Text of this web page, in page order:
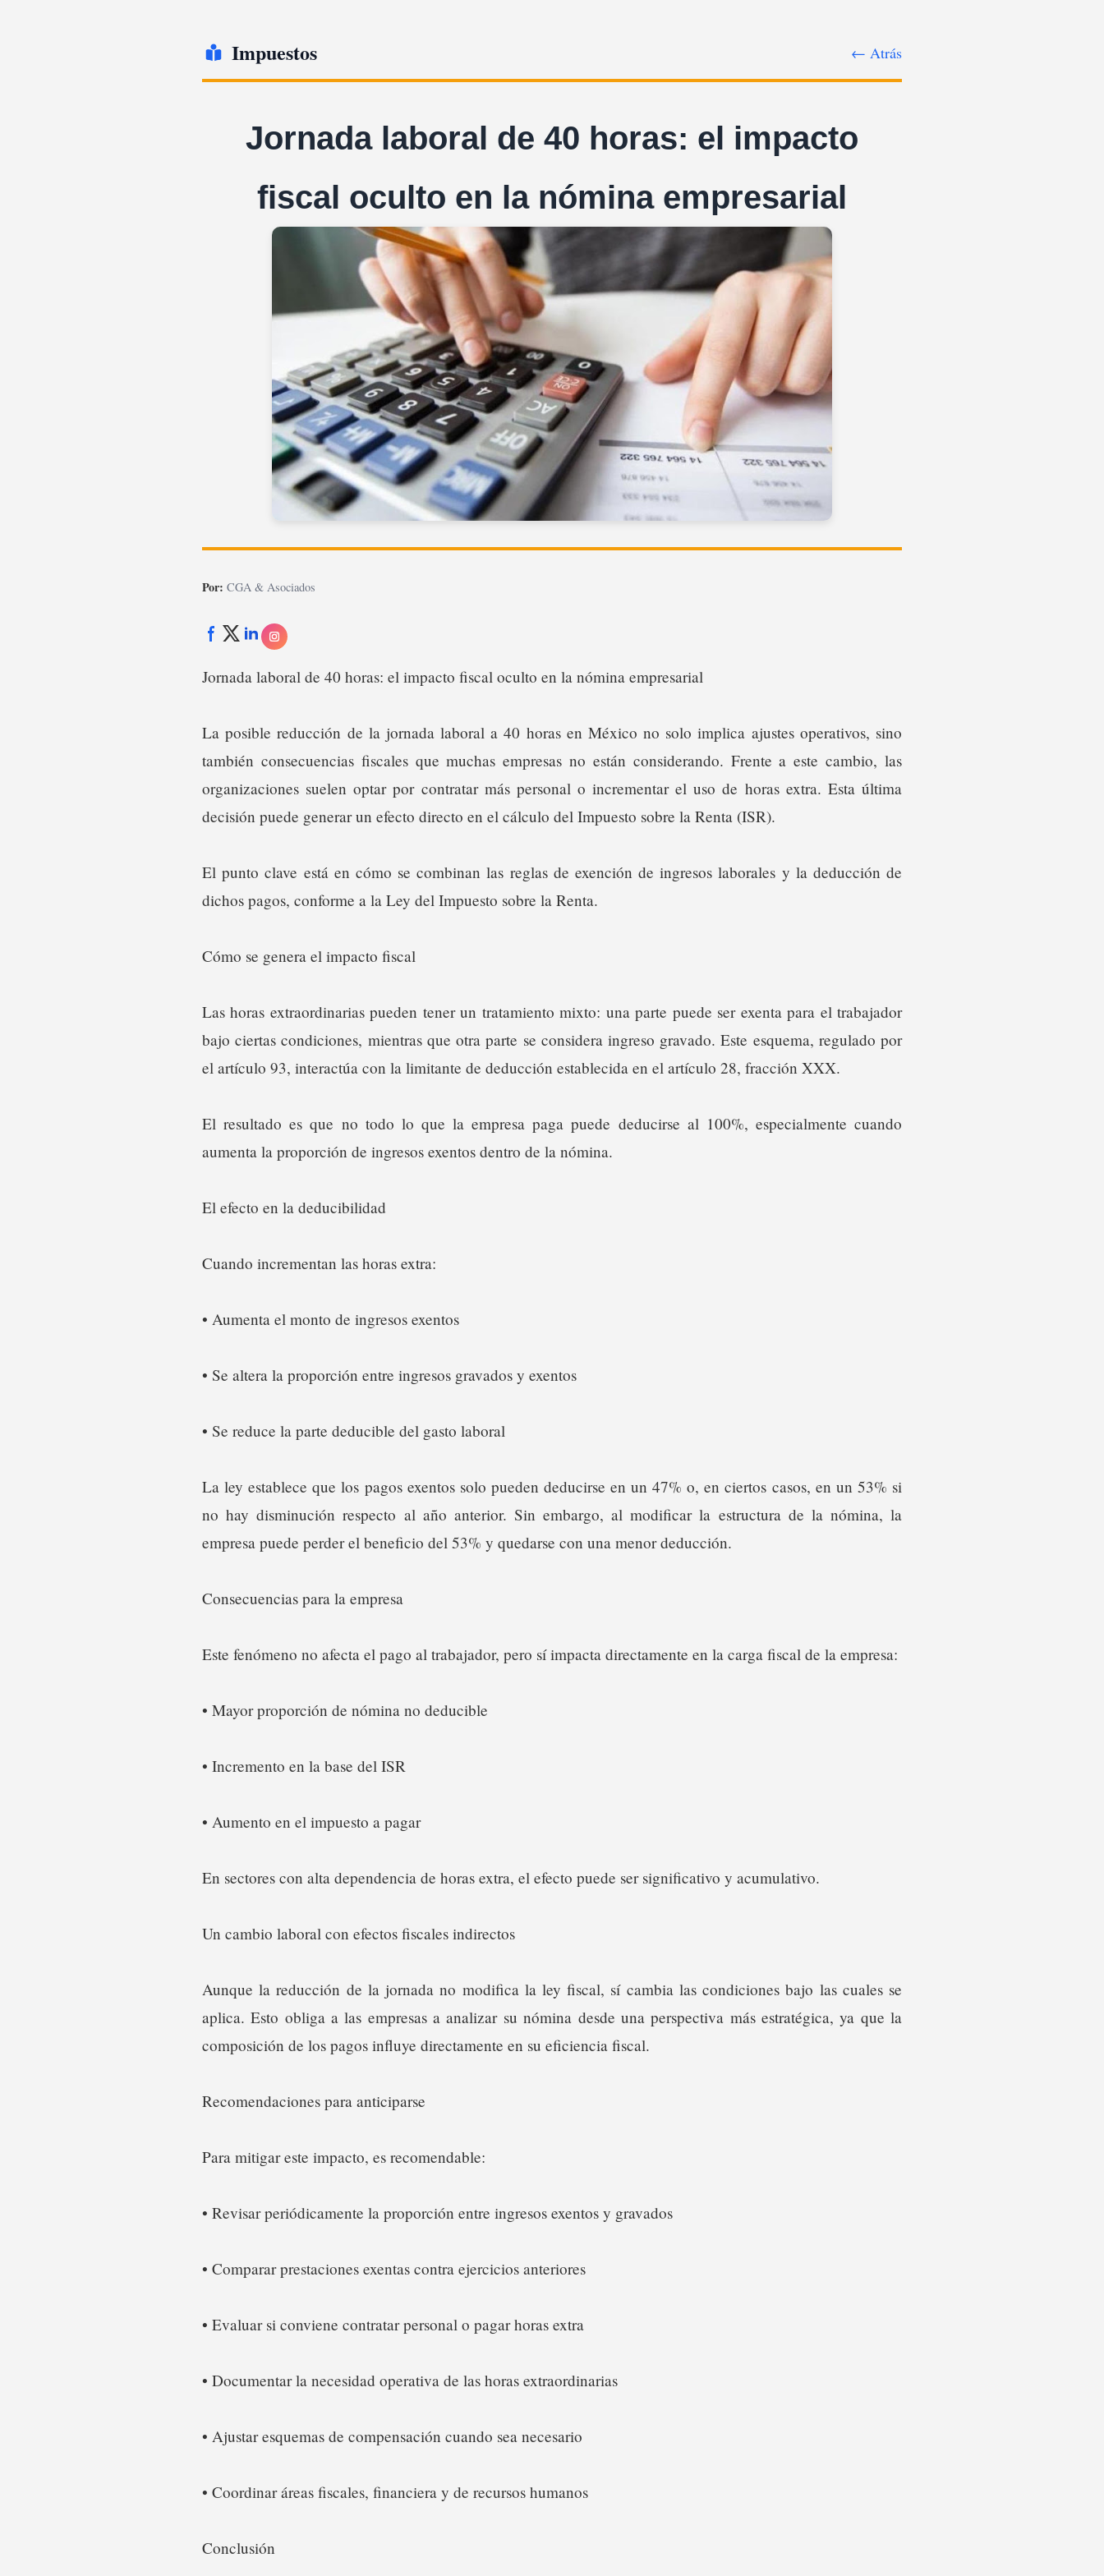
Impuestos ← Atrás
Jornada laboral de 40 horas: el impacto
fiscal oculto en la nómina empresarial
Por: CGA & Asociados
Jornada laboral de 40 horas: el impacto fiscal oculto en la nómina empresarial
La posible reducción de la jornada laboral a 40 horas en México no solo implica ajustes operativos, sino
también consecuencias fiscales que muchas empresas no están considerando. Frente a este cambio, las
organizaciones suelen optar por contratar más personal o incrementar el uso de horas extra. Esta última
decisión puede generar un efecto directo en el cálculo del Impuesto sobre la Renta (ISR).
El punto clave está en cómo se combinan las reglas de exención de ingresos laborales y la deducción de
dichos pagos, conforme a la Ley del Impuesto sobre la Renta.
Cómo se genera el impacto fiscal
Las horas extraordinarias pueden tener un tratamiento mixto: una parte puede ser exenta para el trabajador
bajo ciertas condiciones, mientras que otra parte se considera ingreso gravado. Este esquema, regulado por
el artículo 93, interactúa con la limitante de deducción establecida en el artículo 28, fracción XXX.
El resultado es que no todo lo que la empresa paga puede deducirse al 100%, especialmente cuando
aumenta la proporción de ingresos exentos dentro de la nómina.
El efecto en la deducibilidad
Cuando incrementan las horas extra:
• Aumenta el monto de ingresos exentos
• Se altera la proporción entre ingresos gravados y exentos
• Se reduce la parte deducible del gasto laboral
La ley establece que los pagos exentos solo pueden deducirse en un 47% o, en ciertos casos, en un 53% si
no hay disminución respecto al año anterior. Sin embargo, al modificar la estructura de la nómina, la
empresa puede perder el beneficio del 53% y quedarse con una menor deducción.
Consecuencias para la empresa
Este fenómeno no afecta el pago al trabajador, pero sí impacta directamente en la carga fiscal de la empresa:
• Mayor proporción de nómina no deducible
• Incremento en la base del ISR
• Aumento en el impuesto a pagar
En sectores con alta dependencia de horas extra, el efecto puede ser significativo y acumulativo.
Un cambio laboral con efectos fiscales indirectos
Aunque la reducción de la jornada no modifica la ley fiscal, sí cambia las condiciones bajo las cuales se
aplica. Esto obliga a las empresas a analizar su nómina desde una perspectiva más estratégica, ya que la
composición de los pagos influye directamente en su eficiencia fiscal.
Recomendaciones para anticiparse
Para mitigar este impacto, es recomendable:
• Revisar periódicamente la proporción entre ingresos exentos y gravados
• Comparar prestaciones exentas contra ejercicios anteriores
• Evaluar si conviene contratar personal o pagar horas extra
• Documentar la necesidad operativa de las horas extraordinarias
• Ajustar esquemas de compensación cuando sea necesario
• Coordinar áreas fiscales, financiera y de recursos humanos
Conclusión